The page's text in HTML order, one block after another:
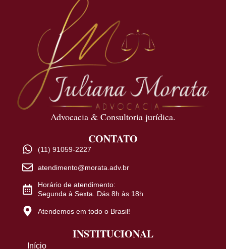
Advocacia & Consultoria jurídica.
CONTATO
(11) 91059-2227
atendimento@morata.adv.br
Horário de atendimento:
Segunda à Sexta. Dás 8h às 18h
Atendemos em todo o Brasil!
INSTITUCIONAL
Início